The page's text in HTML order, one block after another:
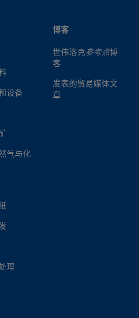
设备
气与化
理
博客
世伟洛克参考点博
客
发表的贸易媒体文
章